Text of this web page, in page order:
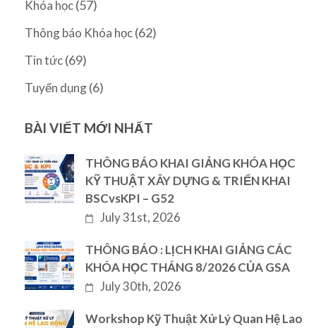
Khóa học(57)
Thông báo Khóa học(62)
Tin tức(69)
Tuyển dụng(6)
BÀI VIẾT MỚI NHẤT
THÔNG BÁO KHAI GIẢNG KHÓA HỌC
KỸ THUẬT XÂY DỰNG & TRIỂN KHAI
BSCvsKPI – G52
July 31st, 2026
THÔNG BÁO : LỊCH KHAI GIẢNG CÁC
KHÓA HỌC THÁNG 8/2026 CỦA GSA
July 30th, 2026
Workshop Kỹ Thuật Xử Lý Quan Hệ Lao